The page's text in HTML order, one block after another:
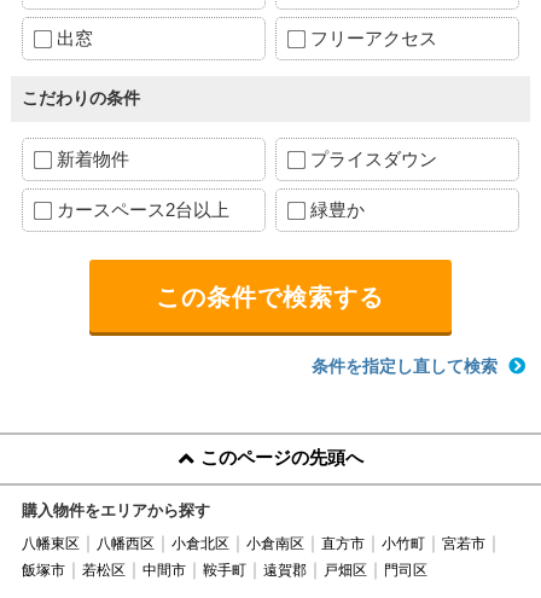
出窓 フリーアクセス
こだわりの条件
新着物件 プライスダウン
カースペース2台以上 緑豊か
条件を指定し直して検索
このページの先頭へ
購入物件をエリアから探す
八幡東区 八幡西区 小倉北区 小倉南区 直方市 小竹町
宮若市
飯塚市
若松区 中間市 鞍手町 遠賀郡 戸畑区 門司区